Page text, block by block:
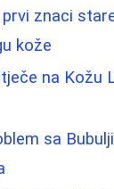
znaci
kože
na Kožu
sa